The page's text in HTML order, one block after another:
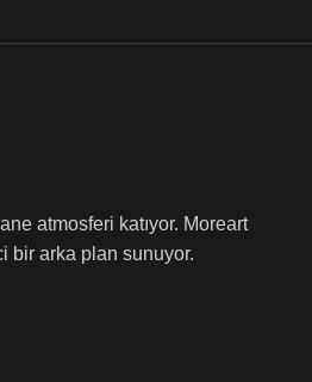
atmosferi katıyor. Moreart
bir arka plan sunuyor.